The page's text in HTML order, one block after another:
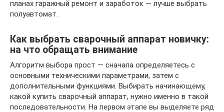
планах гаражный ремонт и заработок — лучше выбрать
полуавтомат.
Как выбрать сварочный аппарат новичку:
на что обращать внимание
Алгоритм выбора прост — сначала определяетесь с
основными техническими параметрами, затем с
дополнительными функциями. Выбирать начинающему,
какой купить сварочный аппарат, нужно именно в такой
последовательности. На первом этапе вы выделяете ряд